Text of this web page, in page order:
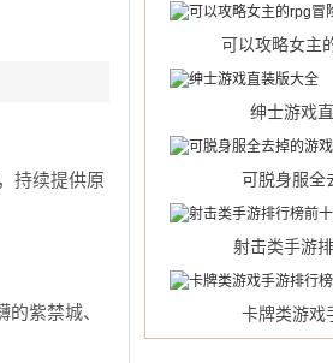
持续提供原
紫禁城、
可以攻略女主
绅士游戏
可脱身服全
射击类手游
卡牌类游戏